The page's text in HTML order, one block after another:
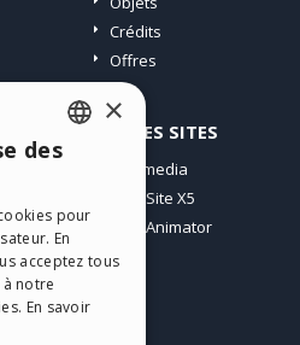
Crédits
Offres
AUTRES SITES
Incomedia
WebSite X5
WebAnimator
ENGLISH
GERMAN
SPANISH
×
des
pour
En
acceptez tous
notre
En savoir